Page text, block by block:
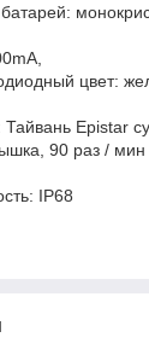
цвет:
Epistar
90 раз / мин
IP68